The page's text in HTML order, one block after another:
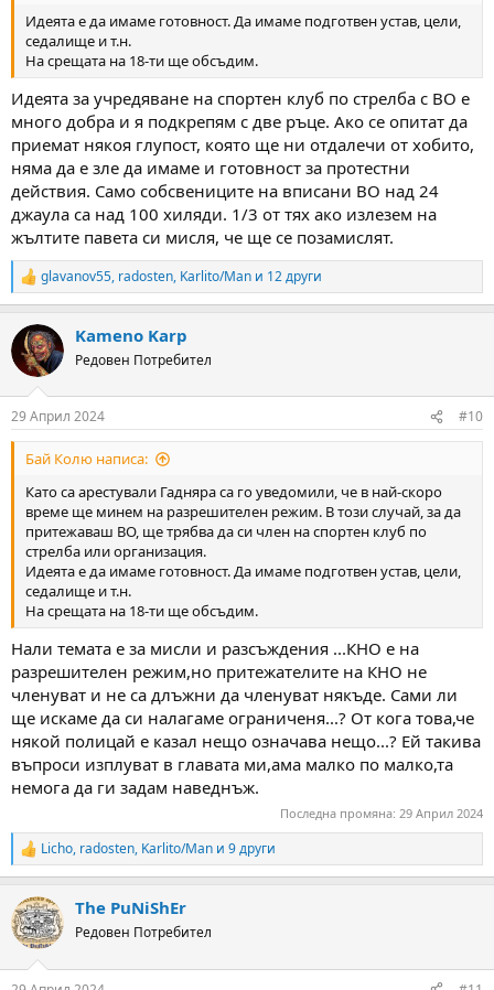
Идеята е да имаме готовност. Да имаме подготвен устав, цели,
седалище и т.н.
На срещата на 18-ти ще обсъдим.
Идеята за учредяване на спортен клуб по стрелба с ВО е
много добра и я подкрепям с две ръце. Ако се опитат да
приемат някоя глупост, която ще ни отдалечи от хобито,
няма да е зле да имаме и готовност за протестни
действия. Само собсвениците на вписани ВО над 24
джаула са над 100 хиляди. 1/3 от тях ако излезем на
жълтите павета си мисля, че ще се позамислят.
R
e
c
t
i
s
:
glavanov55, radosten, Karlito/Man и 12 други
Kameno Karp
Редовен Потребител
29 Април 2024 #10
Бай Колю написа:
Като са арестували Гадняра са го уведомили, че в най-скоро
време ще минем на разрешителен режим. В този случай, за да
притежаваш ВО, ще трябва да си член на спортен клуб по
стрелба или организация.
Идеята е да имаме готовност. Да имаме подготвен устав, цели,
седалище и т.н.
На срещата на 18-ти ще обсъдим.
Нали темата е за мисли и разсъждения ...КНО е на
разрешителен режим,но притежателите на КНО не
членуват и не са длъжни да членуват някъде. Сами ли
ще искаме да си налагаме ограниченя...? От кога това,че
някой полицай е казал нещо означава нещо...? Ей такива
въпроси изплуват в главата ми,ама малко по малко,та
немога да ги задам наведнъж.
Последна промяна: 29 Април 2024
R
e
c
t
i
Licho, radosten, Karlito/Man и 9 други
The PuNiShEr
Редовен Потребител